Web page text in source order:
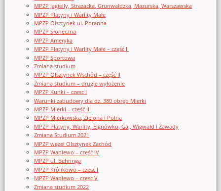
MPZP Jagielly, Strazacka, Grunwaldzka, Mazurska, Warszawska
MPZP Platyny i Warlity Małe
MPZP Olsztynek ul. Poranna
MPZP Słoneczna
MPZP Ameryka
MPZP Platyny i Warlity Małe – część II
MPZP Sportowa
Zmiana studium
MPZP Olsztynek Wschód – część II
Zmiana studium – drugie wyłożenie
MPZP Kunki – czesc I
Warunki zabudowy dla dz. 380 obręb Mierki
MPZP Mierki – część III
MPZP Mierkowska, Zielona i Polna
MPZP Platyny, Warlity, Elgnówko, Gaj, Wigwałd i Zawady
Zmiana Studium 2021
MPZP węzeł Olsztynek Zachód
MPZP Waplewo – część IV
MPZP ul. Behringa
MPZP Królikowo – czesc I
MPZP Waplewo – czesc V
Zmiana studium 2022